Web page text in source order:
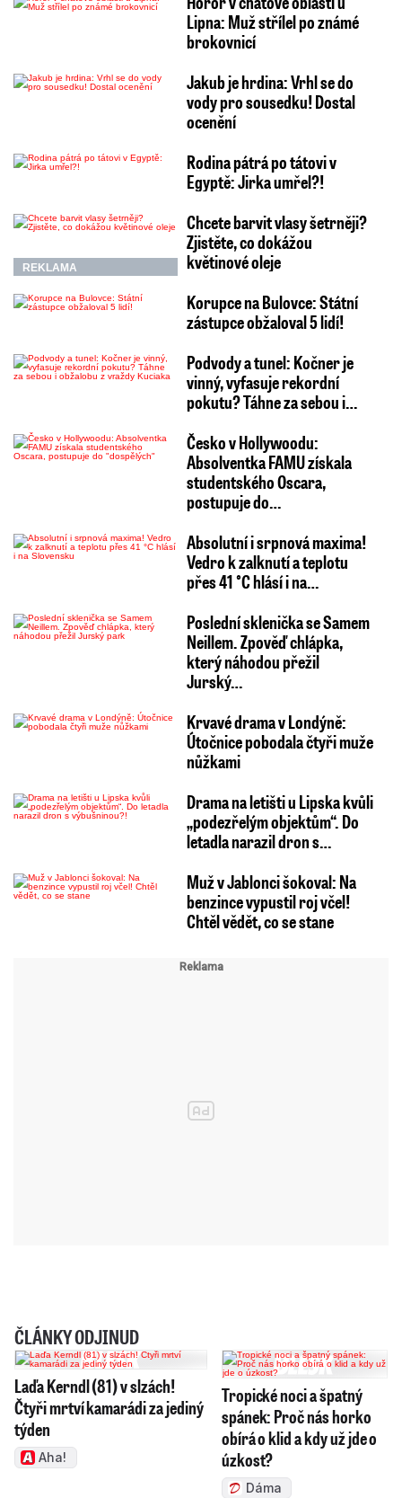
Lipna: Muž střílel po známé
brokovnicí
Jakub je hrdina: Vrhl se do
vody pro sousedku! Dostal
ocenění
Rodina pátrá po tátovi v
Egyptě: Jirka umřel?!
REKLAMA
Chcete barvit vlasy šetrněji?
Zjistěte, co dokážou
květinové oleje
Korupce na Bulovce: Státní
zástupce obžaloval 5 lidí!
Podvody a tunel: Kočner je
vinný, vyfasuje rekordní
pokutu? Táhne za sebou i…
Česko v Hollywoodu:
Absolventka FAMU získala
studentského Oscara,
postupuje do…
Absolutní i srpnová maxima!
Vedro k zalknutí a teplotu
přes 41 °C hlásí i na…
Poslední sklenička se Samem
Neillem. Zpověď chlápka,
který náhodou přežil
Jurský…
Krvavé drama v Londýně:
Útočnice pobodala čtyři muže
nůžkami
Drama na letišti u Lipska kvůli
„podezřelým objektům“. Do
letadla narazil dron s…
Muž v Jablonci šokoval: Na
benzince vypustil roj včel!
Chtěl vědět, co se stane
ČLÁNKY ODJINUD
Laďa Kerndl (81) v slzách!
Čtyři mrtví kamarádi za jediný
týden
Aha!
Tropické noci a špatný
spánek: Proč nás horko
obírá o klid a kdy už jde o
úzkost?
Dáma